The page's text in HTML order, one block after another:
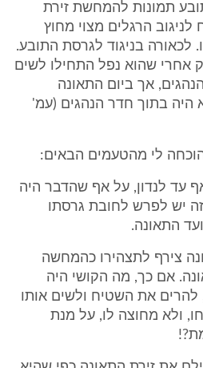
תמונות להמחשת זירת
הרגלים מצוי מחוץ
לכאורה בניגוד לגרסת התובע.
אחרי שהוא נפל התחילו לשים
אך ביום התאונה
היה בתוך חדר הנהגים (עמ'
לי מהטעמים הבאים:
עד לנדון, על אף שהדבר היה
יש לפרש לחובת גרסתו
התאונה.
צירף לתצהירו כהמחשה
אם כך, מה הקושי היה
להרים את השטיח ולשים אותו
ולא מחוצה לו, על מנת